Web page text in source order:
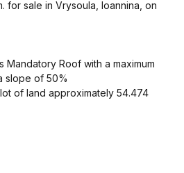
for sale in Vrysoula, Ioannina, on
Mandatory Roof with a maximum
slope of 50%
of land approximately 54.474